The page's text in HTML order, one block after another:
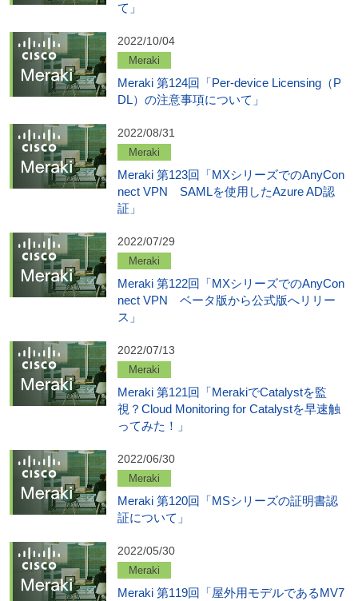
て」
2022/10/04
Meraki
Meraki 第124回「Per-device Licensing（P
DL）の注意事項について」
2022/08/31
Meraki
Meraki 第123回「MXシリーズでのAnyCon
nect VPN SAMLを使用したAzure AD認
証」
2022/07/29
Meraki
Meraki 第122回「MXシリーズでのAnyCon
nect VPN ベータ版から公式版へリリー
ス」
2022/07/13
Meraki
Meraki 第121回「MerakiでCatalystを監
視？Cloud Monitoring for Catalystを早速触
ってみた！」
2022/06/30
Meraki
Meraki 第120回「MSシリーズの証明書認
証について」
2022/05/30
Meraki
Meraki 第119回「屋外用モデルであるMV7